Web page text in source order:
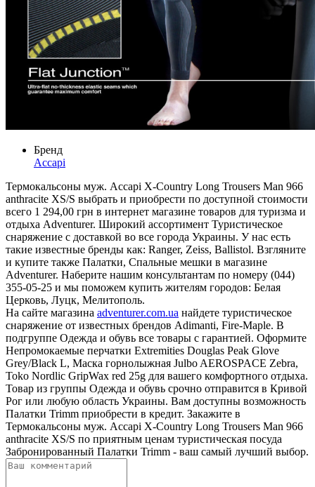
Бренд
Accapi
Термокальсоны муж. Accapi X-Country Long Trousers Man 966
anthracite XS/S выбрать и приобрести по доступной стоимости
всего 1 294,00 грн в интернет магазине товаров для туризма и
отдыха Adventurer. Широкий ассортимент Туристическое
снаряжение с доставкой во все города Украины. У нас есть
такие известные бренды как: Ranger, Zeiss, Ballistol. Взгляните
и купите также Палатки, Спальные мешки в магазине
Adventurer. Наберите нашим консультантам по номеру (044)
355-05-25 и мы поможем купить жителям городов: Белая
Церковь, Луцк, Мелитополь.
На сайте магазина adventurer.com.ua найдете туристическое
снаряжение от известных брендов Adimanti, Fire-Maple. В
подгруппе Одежда и обувь все товары с гарантией. Оформите
Непромокаемые перчатки Extremities Douglas Peak Glove
Grey/Black L, Маска горнолыжная Julbo AEROSPACE Zebra,
Toko Nordlic GripWax red 25g для вашего комфортного отдыха.
Товар из группы Одежда и обувь срочно отправится в Кривой
Рог или любую область Украины. Вам доступны возможность
Палатки Trimm приобрести в кредит. Закажите в
Термокальсоны муж. Accapi X-Country Long Trousers Man 966
anthracite XS/S по приятным ценам туристическая посуда
Забронированный Палатки Trimm - ваш самый лучший выбор.